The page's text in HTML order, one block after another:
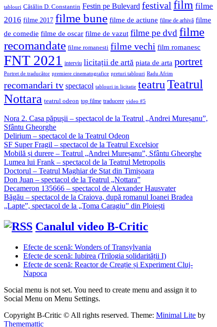
tablouri Cătălin D. Constantin Festin pe Bulevard festival film filme
2016 filme 2017 filme bune filme de actiune filme de arhivă filme
de comedie filme de oscar filme de vazut filme pe dvd filme
recomandate filme romanesti filme vechi film romanesc
FNT 2021 interviu licitații de artă piata de arta portret
Portret de traducător premiere cinematografice preturi tablouri Radu Afrim
recomandari tv spectacol tablouri in licitatie teatruTeatrul
Nottara teatrul odeon top filme traducere video #5
Nora 2. Casa păpușii – spectacol de la Teatrul „Andrei Mureșanu”,
Sfântu Gheorghe
Delirium – spectacol de la Teatrul Odeon
SF Super Fragil – spectacol de la Teatrul Excelsior
Mobilă și durere – Teatrul „Andrei Mureșanu”, Sfântu Gheorghe
Lumea lui Frank – spectacol de la Teatrul Metropolis
Doctorul – Teatrul Maghiar de Stat din Timișoara
Don Juan – spectacol de la Teatrul „Nottara”
Decameron 135666 – spectacol de Alexander Hausvater
Băgău – spectacol de la Craiova, după romanul Ioanei Bradea
„Lapte”, spectacol de la „Toma Caragiu” din Ploiești
Canalul video B-Critic
Efecte de scenă: Wonders of Transylvania
Efecte de scenă: Iubirea (Trilogia solidarității I)
Efecte de scenă: Reactor de Creație și Experiment Cluj-
Napoca
Social menu is not set. You need to create menu and assign it to
Social Menu on Menu Settings.
Copyright B-Critic © All rights reserved. Theme: Minimal Lite by
Thememattic